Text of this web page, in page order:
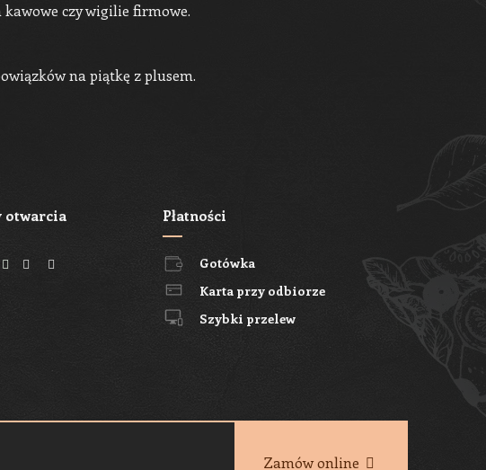
czy wigilie firmowe.
na piątkę z plusem.
otwarcia Płatności
Gotówka
Karta przy odbiorze
Szybki przelew
Zamów online